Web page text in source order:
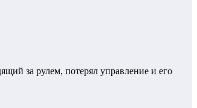
за рулем, потерял управление и его